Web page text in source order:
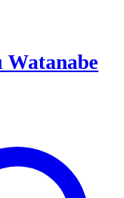
Watanabe